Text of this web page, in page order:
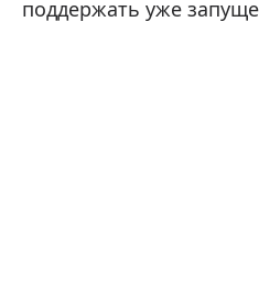
поддержать уже